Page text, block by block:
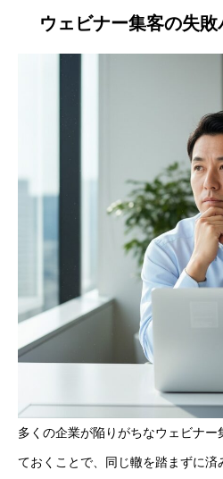
ウェビナー集客の失
多くの企業が陥りがちなウェビナ
ておくことで、同じ轍を踏まずに